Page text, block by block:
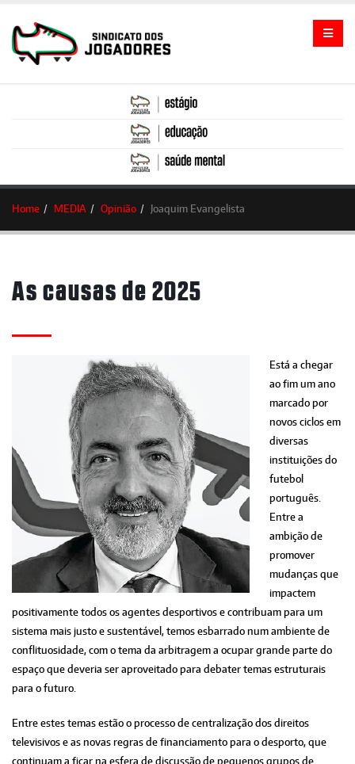
Home MEDIA Opinião Joaquim Evangelista
As causas de 2025
Está a chegar
ao fim um ano
marcado por
novos ciclos em
diversas
instituições do
futebol
português.
Entre a
ambição de
promover
mudanças que
impactem
positivamente todos os agentes desportivos e contribuam para um
sistema mais justo e sustentável, temos esbarrado num ambiente de
conflituosidade, com o tema da arbitragem a ocupar grande parte do
espaço que deveria ser aproveitado para debater temas estruturais
para o futuro.
Entre estes temas estão o processo de centralização dos direitos
televisivos e as novas regras de financiamento para o desporto, que
continuam a ficar na esfera de discussão de pequenos grupos de